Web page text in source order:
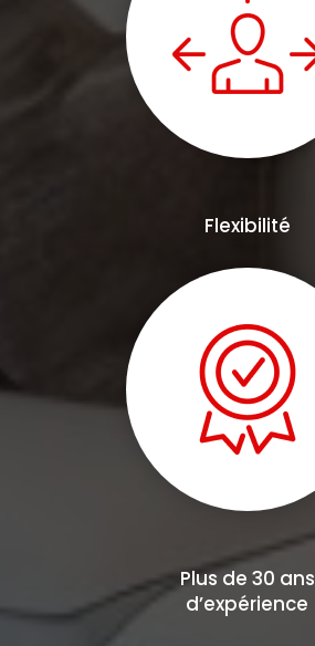
Flexibilité
Plus de 30 ans
d’expérience